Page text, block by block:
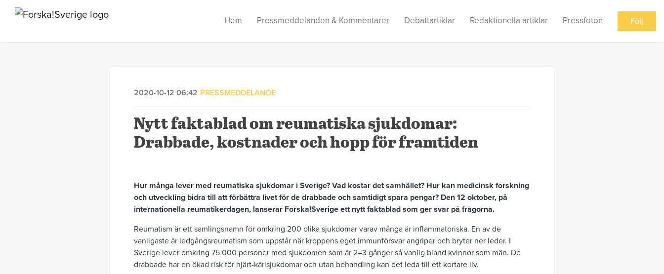
Hem Pressmeddelanden & Kommentarer Debattartiklar Redaktionella artiklar Pressfoton Följ
2020-10-12 06:42 PRESSMEDDELANDE
Nytt faktablad om reumatiska sjukdomar:
Drabbade, kostnader och hopp för framtiden
Hur många lever med reumatiska sjukdomar i Sverige? Vad kostar det samhället? Hur kan medicinsk forskning
och utveckling bidra till att förbättra livet för de drabbade och samtidigt spara pengar? Den 12 oktober, på
internationella reumatikerdagen, lanserar Forska!Sverige ett nytt faktablad som ger svar på frågorna.
Reumatism är ett samlingsnamn för omkring 200 olika sjukdomar varav många är inflammatoriska. En av de
vanligaste är ledgångsreumatism som uppstår när kroppens eget immunförsvar angriper och bryter ner leder. I
Sverige lever omkring 75 000 personer med sjukdomen som är 2–3 gånger så vanlig bland kvinnor som män. De
drabbade har en ökad risk för hjärt-kärlsjukdomar och utan behandling kan det leda till ett kortare liv.